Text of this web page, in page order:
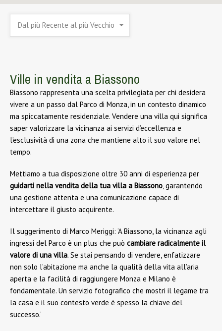
Dal più Recente al più Vecchio
Ville in vendita a Biassono
Biassono rappresenta una scelta privilegiata per chi desidera
vivere a un passo dal Parco di Monza, in un contesto dinamico
ma spiccatamente residenziale. Vendere una villa qui significa
saper valorizzare la vicinanza ai servizi d’eccellenza e
l’esclusività di una zona che mantiene alto il suo valore nel
tempo.
Mettiamo a tua disposizione oltre 30 anni di esperienza per
guidarti nella vendita della tua villa a Biassono, garantendo
una gestione attenta e una comunicazione capace di
intercettare il giusto acquirente.
Il suggerimento di Marco Meriggi: ‘A Biassono, la vicinanza agli
ingressi del Parco è un plus che può cambiare radicalmente il
valore di una villa. Se stai pensando di vendere, enfatizzare
non solo l’abitazione ma anche la qualità della vita all’aria
aperta e la facilità di raggiungere Monza e Milano è
fondamentale. Un servizio fotografico che mostri il legame tra
la casa e il suo contesto verde è spesso la chiave del
successo.’